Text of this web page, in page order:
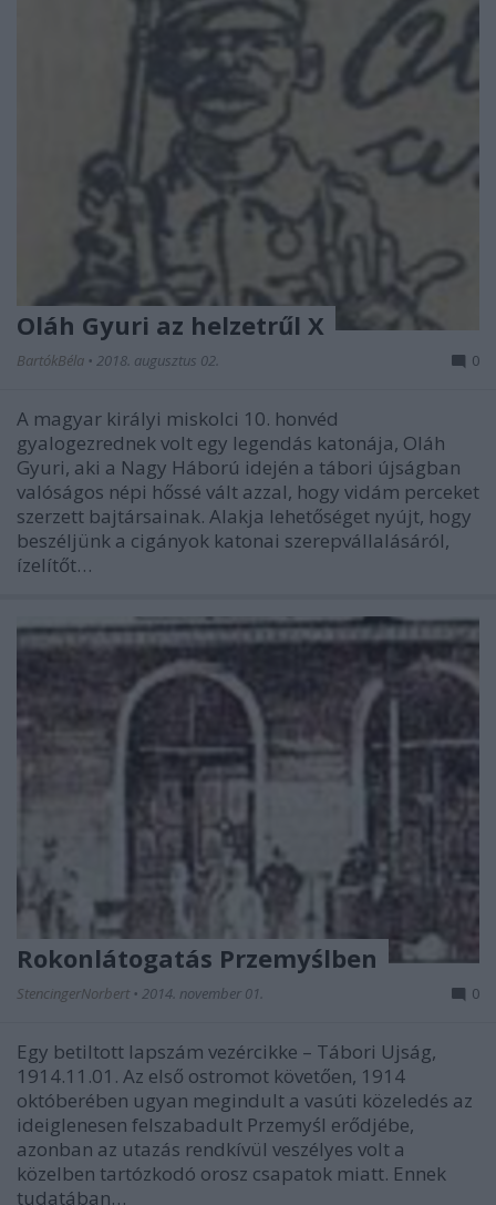
Oláh Gyuri az helzetrűl X
BartókBéla • 2018. augusztus 02. 0
A magyar királyi miskolci 10. honvéd
gyalogezrednek volt egy legendás katonája, Oláh
Gyuri, aki a Nagy Háború idején a tábori újságban
valóságos népi hőssé vált azzal, hogy vidám perceket
szerzett bajtársainak. Alakja lehetőséget nyújt, hogy
beszéljünk a cigányok katonai szerepvállalásáról,
ízelítőt…
Rokonlátogatás Przemyślben
StencingerNorbert • 2014. november 01. 0
Egy betiltott lapszám vezércikke – Tábori Ujság,
1914.11.01. Az első ostromot követően, 1914
októberében ugyan megindult a vasúti közeledés az
ideiglenesen felszabadult Przemyśl erődjébe,
azonban az utazás rendkívül veszélyes volt a
közelben tartózkodó orosz csapatok miatt. Ennek
tudatában…